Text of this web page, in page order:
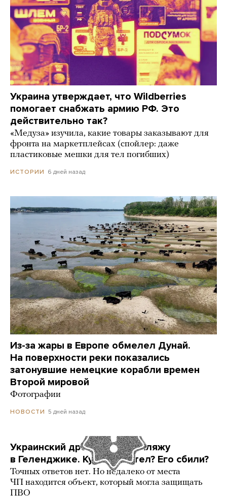
Украина утверждает, что Wildberries
помогает снабжать армию РФ. Это
действительно так?
«Медуза» изучила, какие товары заказывают для
фронта на маркетплейсах (спойлер: даже
пластиковые мешки для тел погибших)
ИСТОРИИ 6 дней назад
Из-за жары в Европе обмелел Дунай.
На поверхности реки показались
затонувшие немецкие корабли времен
Второй мировой
Фотографии
НОВОСТИ 5 дней назад
Украинский дрон попал по пляжу
в Геленджике. Куда он летел? Его сбили?
Точных ответов нет. Но недалеко от места
ЧП находится объект, который могла защищать
ПВО